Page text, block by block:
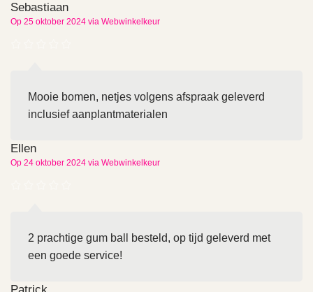
Sebastiaan
Op 25 oktober 2024 via Webwinkelkeur
Mooie bomen, netjes volgens afspraak geleverd
inclusief aanplantmaterialen
Ellen
Op 24 oktober 2024 via Webwinkelkeur
2 prachtige gum ball besteld, op tijd geleverd met
een goede service!